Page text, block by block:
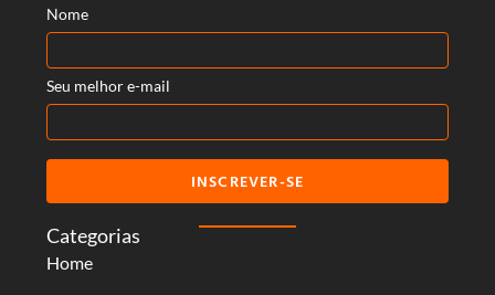
Categorias
Home
Nome
Seu melhor e-mail
INSCREVER-SE